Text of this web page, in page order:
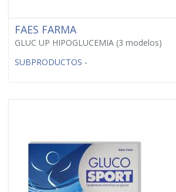
FAES FARMA
GLUC UP HIPOGLUCEMIA (3 modelos)
SUBPRODUCTOS -